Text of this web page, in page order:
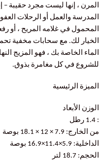
المرن ، إنها ليست مجرد حقيبة –
المدرسة والعمل أو الرحلات
المحمول في غلامه المريح ، أو
الخيار لك. مع سحابات مخفية
الماء الخاصة بك ، فهو المزيج
للشروع في كل مغامرة بذوق.
الميزة الرئيسية
الوزن الأبعاد
: 1.4 رطل
من الخارج: 7.9 × 12 × 18.1 بوصة
الداخلية: 5.9×11.4×16.9 بوصة
الحجم: 18.7 لتر